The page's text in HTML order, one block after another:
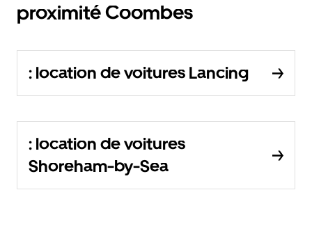
proximité Coombes
: location de voitures Lancing
: location de voitures
Shoreham-by-Sea